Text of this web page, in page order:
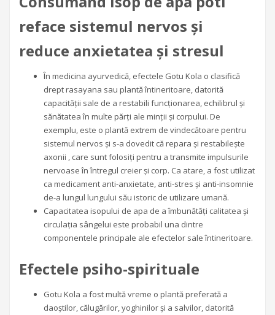
reface sistemul nervos și
reduce anxietatea și stresul
În medicina ayurvedică, efectele Gotu Kola o clasifică
drept rasayana sau plantă întineritoare, datorită
capacității sale de a restabili funcționarea, echilibrul și
sănătatea în multe părți ale minții și corpului. De
exemplu, este o plantă extrem de vindecătoare pentru
sistemul nervos și s-a dovedit că repara și restabilește
axonii , care sunt folosiți pentru a transmite impulsurile
nervoase în întregul creier și corp. Ca atare, a fost utilizat
ca medicament anti-anxietate, anti-stres și anti-insomnie
de-a lungul lungului său istoric de utilizare umană.
Capacitatea isopului de apa de a îmbunătăți calitatea și
circulația sângelui este probabil una dintre
componentele principale ale efectelor sale întineritoare.
Efectele psiho-spirituale
Gotu Kola a fost multă vreme o plantă preferată a
daoștilor, călugărilor, yoghinilor și a salvilor, datorită